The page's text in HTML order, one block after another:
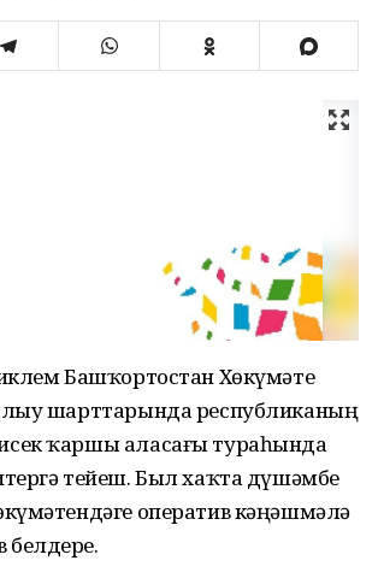
Башҡортостан Хөкүмәте
шарттарында республиканың
ҡаршы аласағы тураһында
тейеш. Был хаҡта дүшәмбе
оператив кәңәшмәлә